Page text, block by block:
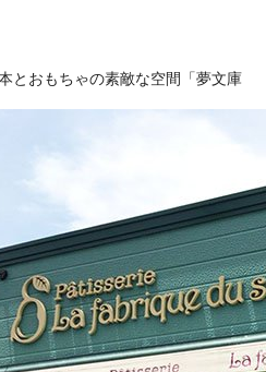
とおもちゃの素敵な空間「夢文庫